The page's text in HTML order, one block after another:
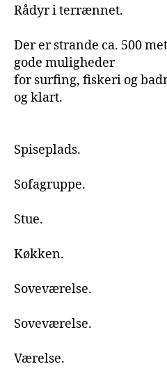
Rådyr i terrænnet.
Der er strande ca. 500
gode muligheder
for surfing, fiskeri og
og klart.
Spiseplads.
Sofagruppe.
Stue.
Køkken.
Soveværelse.
Soveværelse.
Værelse.